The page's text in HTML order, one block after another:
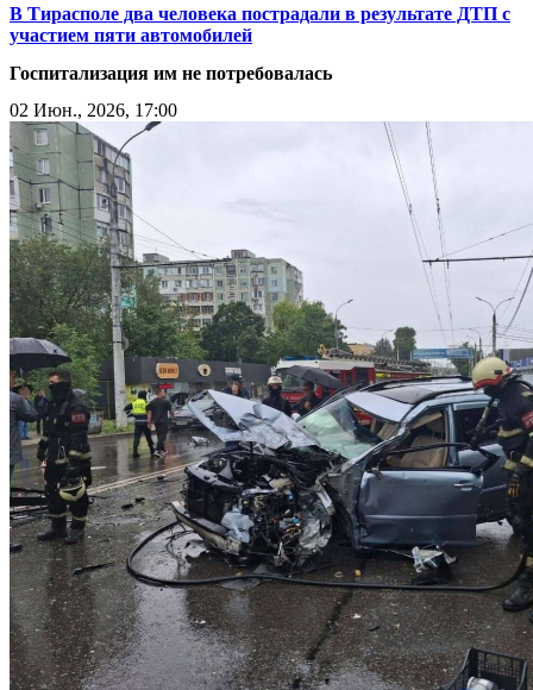
В Тирасполе два человека пострадали в результате ДТП с
участием пяти автомобилей
Госпитализация им не потребовалась
02 Июн., 2026, 17:00